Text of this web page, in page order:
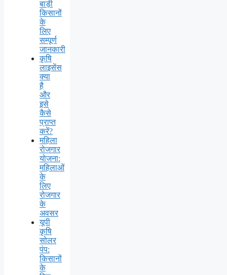
बाड़ी
किसानों
के
लिए
सम्पूर्ण
जानकारी
कृषि
लाइसेंस
क्या
है
और
इसे
कैसे
प्राप्त
करें?
महिला
रोजगार
योजना:
महिलाओं
के
लिए
रोजगार
के
अवसर
यूपी
कृषि
सोलर
पंप:
किसानों
के